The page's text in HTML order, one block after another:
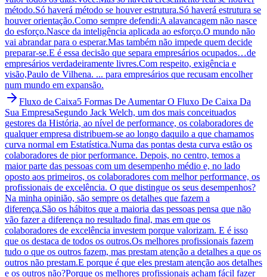
método.Só haverá método se houver estrutura.Só haverá estrutura se
houver orientação.Como sempre defendi:A alavancagem não nasce
do esforço.Nasce da inteligência aplicada ao esforço.O mundo não
vai abrandar para o esperar.Mas também não impede quem decide
preparar-se.E é essa decisão que separa empresários ocupados…de
empresários verdadeiramente livres.Com respeito, exigência e
visão,Paulo de Vilhena. ... para empresários que recusam encolher
num mundo em expansão.
Fluxo de Caixa5 Formas De Aumentar O Fluxo De Caixa Da
Sua EmpresaSegundo Jack Welch, um dos mais conceituados
gestores da História, ao nível de performance, os colaboradores de
qualquer empresa distribuem-se ao longo daquilo a que chamamos
curva normal em Estatística.Numa das pontas desta curva estão os
colaboradores de pior performance. Depois, no centro, temos a
maior parte das pessoas com um desempenho médio e, no lado
oposto aos primeiros, os colaboradores com melhor performance, os
profissionais de excelência. O que distingue os seus desempenhos?
Na minha opinião, são sempre os detalhes que fazem a
diferença.São os hábitos que a maioria das pessoas pensa que não
vão fazer a diferença no resultado final, mas em que os
colaboradores de excelência investem porque valorizam. E é isso
que os destaca de todos os outros.Os melhores profissionais fazem
tudo o que os outros fazem, mas prestam atenção a detalhes a que os
outros não prestam.E porque é que eles prestam atenção aos detalhes
e os outros não?Porque os melhores profissionais acham fácil fazer